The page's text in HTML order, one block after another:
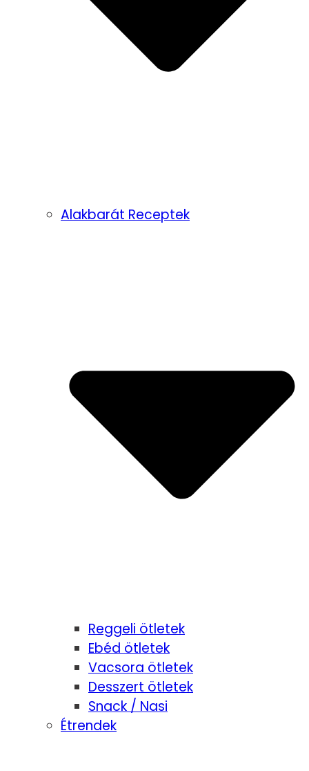
Alakbarát Receptek
Reggeli ötletek
Ebéd ötletek
Vacsora ötletek
Desszert ötletek
Snack / Nasi
Étrendek